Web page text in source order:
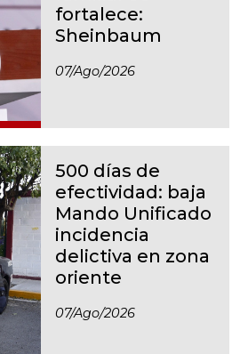
fortalece:
Sheinbaum
07/ago/2026
500 días de
efectividad: baja
Mando Unificado
incidencia
delictiva en zona
oriente
07/ago/2026